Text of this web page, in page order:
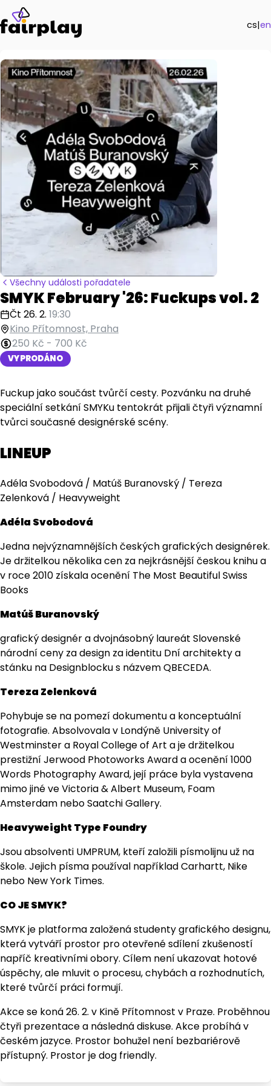
cs|en
Všechny události pořadatele
SMYK February '26: Fuckups vol. 2
Čt 26. 2. 19:30
Kino Přítomnost, Praha
250 Kč - 700 Kč
VYPRODÁNO
Fuckup jako součást tvůrčí cesty. Pozvánku na druhé
speciální setkání SMYKu tentokrát přijali čtyři významní
tvůrci současné designérské scény.
LINEUP
Adéla Svobodová / Matúš Buranovský / Tereza
Zelenková / Heavyweight
Adéla Svobodová
Jedna nejvýznamnějších českých grafických designérek.
Je držitelkou několika cen za nejkrásnější českou knihu a
v roce 2010 získala ocenění The Most Beautiful Swiss
Books
Matúš Buranovský
grafický designér a dvojnásobný laureát Slovenské
národní ceny za design za identitu Dní architekty a
stánku na Designblocku s názvem QBECEDA.
Tereza Zelenková
Pohybuje se na pomezí dokumentu a konceptuální
fotografie. Absolvovala v Londýně University of
Westminster a Royal College of Art a je držitelkou
prestižní Jerwood Photoworks Award a ocenění 1000
Words Photography Award, její práce byla vystavena
mimo jiné ve Victoria & Albert Museum, Foam
Amsterdam nebo Saatchi Gallery.
Heavyweight Type Foundry
Jsou absolventi UMPRUM, kteří založili písmolijnu už na
škole. Jejich písma používal například Carhartt, Nike
nebo New York Times.
CO JE SMYK?
SMYK je platforma založená studenty grafického designu,
která vytváří prostor pro otevřené sdílení zkušeností
napříč kreativními obory. Cílem není ukazovat hotové
úspěchy, ale mluvit o procesu, chybách a rozhodnutích,
které tvůrčí práci formují.
Akce se koná 26. 2. v Kině Přítomnost v Praze. Proběhnou
čtyři prezentace a následná diskuse. Akce probíhá v
českém jazyce. Prostor bohužel není bezbariérově
přístupný. Prostor je dog friendly.